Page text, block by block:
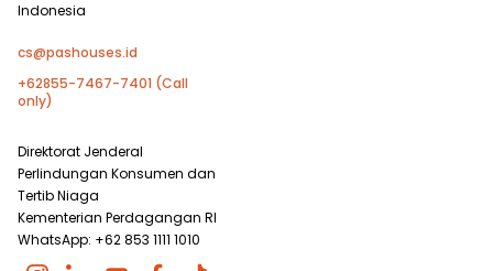
Indonesia
cs@pashouses.id
+62855-7467-7401 (Call
only)
Direktorat Jenderal
Perlindungan Konsumen dan
Tertib Niaga
Kementerian Perdagangan RI
WhatsApp: +62 853 1111 1010